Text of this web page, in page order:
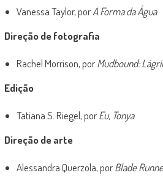
Vanessa Taylor, porA Forma da Água
Direção de fotografia
Rachel Morrison, porMudbound:
Edição
Tatiana S. Riegel, porEu, Tonya
Direção de arte
Alessandra Querzola, porBlade